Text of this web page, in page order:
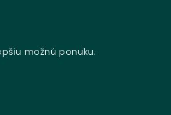
možnú ponuku.